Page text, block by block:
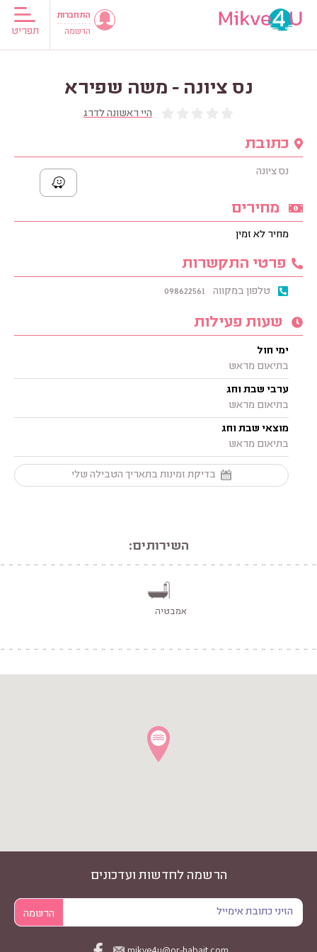
תפריט
התחברות
הרשמה
נס ציונה - משה שפירא
היי ראשונה לדרג
כתובת
נס ציונה
מחירים
מחיר לא זמין
פרטי התקשרות
טלפון במקווה 098622561
שעות פעילות
ימי חול
בתיאום מראש
ערבי שבת וחג
בתיאום מראש
מוצאי שבת וחג
בתיאום מראש
בדיקת זמינות בתאריך הטבילה שלי
השירותים:
אמבטיה
הרשמה לחדשות ועדכונים